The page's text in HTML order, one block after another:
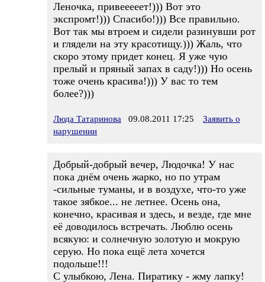
Леночка, привееееет!))) Вот это
экспромт!))) Спасибо!))) Все правильно.
Вот так мы втроем и сидели разинувши рот
и глядели на эту красотищу.))) Жаль, что
скоро этому придет конец. Я уже чую
прелый и пряный запах в саду!))) Но осень
тоже очень красива!))) У вас то тем
более?)))
Люда Татаринова 09.08.2011 17:25
Заявить о
нарушении
Добрый-добрый вечер, Людочка! У нас
пока днём очень жарко, но по утрам
-сильные туманы, и в воздухе, что-то уже
такое зябкое... не летнее. Осень она,
конечно, красивая и здесь, и везде, где мне
её доводилось встречать. Люблю осень
всякую: и солнечную золотую и мокрую
серую. Но пока ещё лета хочется
подольше!!!
С улыбкою, Лена. Пиратику - жму лапку!